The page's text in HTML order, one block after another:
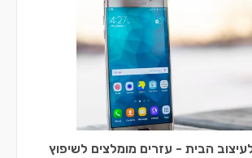
הבית - עזרים מומלצים לשיפוץ